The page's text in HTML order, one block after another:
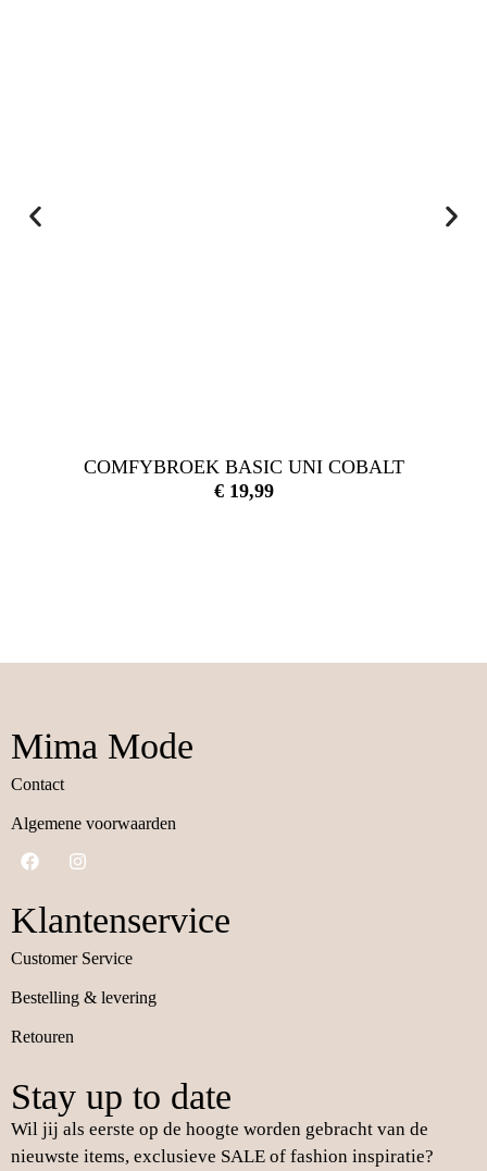
COMFYBROEK BASIC UNI COBALT
€19,99
Mima Mode
Contact
Algemene voorwaarden
Klantenservice
Customer Service
Bestelling & levering
Retouren
Stay up to date
Wil jij als eerste op de hoogte worden gebracht van de
nieuwste items, exclusieve SALE of fashion inspiratie?